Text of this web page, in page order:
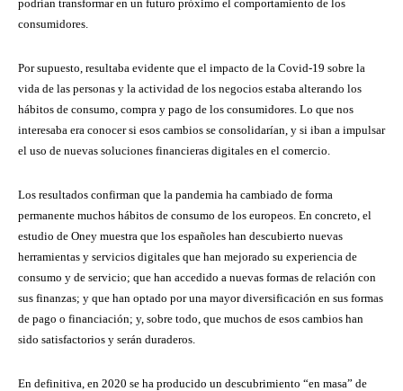
podrían transformar en un futuro próximo el comportamiento de los
consumidores.
Por supuesto, resultaba evidente que el impacto de la Covid-19 sobre la
vida de las personas y la actividad de los negocios estaba alterando los
hábitos de consumo, compra y pago de los consumidores. Lo que nos
interesaba era conocer si esos cambios se consolidarían, y si iban a impulsar
el uso de nuevas soluciones financieras digitales en el comercio.
Los resultados confirman que la pandemia ha cambiado de forma
permanente muchos hábitos de consumo de los europeos. En concreto, el
estudio de Oney muestra que los españoles han descubierto nuevas
herramientas y servicios digitales que han mejorado su experiencia de
consumo y de servicio; que han accedido a nuevas formas de relación con
sus finanzas; y que han optado por una mayor diversificación en sus formas
de pago o financiación; y, sobre todo, que muchos de esos cambios han
sido satisfactorios y serán duraderos.
En definitiva, en 2020 se ha producido un descubrimiento “en masa” de